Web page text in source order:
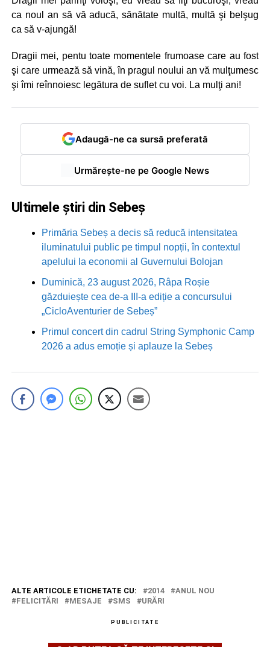
ca noul an să vă aducă, sănătate multă, multă şi belşug
ca să v-ajungă!
Dragii mei, pentu toate momentele frumoase care au fost
şi care urmează să vină, în pragul noului an vă mulţumesc
şi îmi reînnoiesc legătura de suflet cu voi. La mulţi ani!
Adaugă-ne ca sursă preferată
Urmărește-ne pe Google News
Ultimele știri din Sebeș
Primăria Sebeș a decis să reducă intensitatea
iluminatului public pe timpul nopții, în contextul
apelului la economii al Guvernului Bolojan
Duminică, 23 august 2026, Râpa Roșie
găzduiește cea de-a III-a ediție a concursului
„CicloAventurier de Sebeș”
Primul concert din cadrul String Symphonic Camp
2026 a adus emoție și aplauze la Sebeș
ALTE ARTICOLE ETICHETATE CU: 2014
ANUL NOU
FELICITĂRI
MESAJE SMS URĂRI
PUBLICITATE